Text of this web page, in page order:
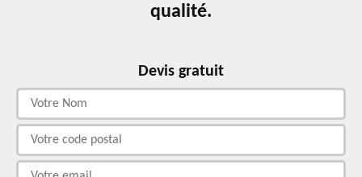
qualité.
Devis gratuit